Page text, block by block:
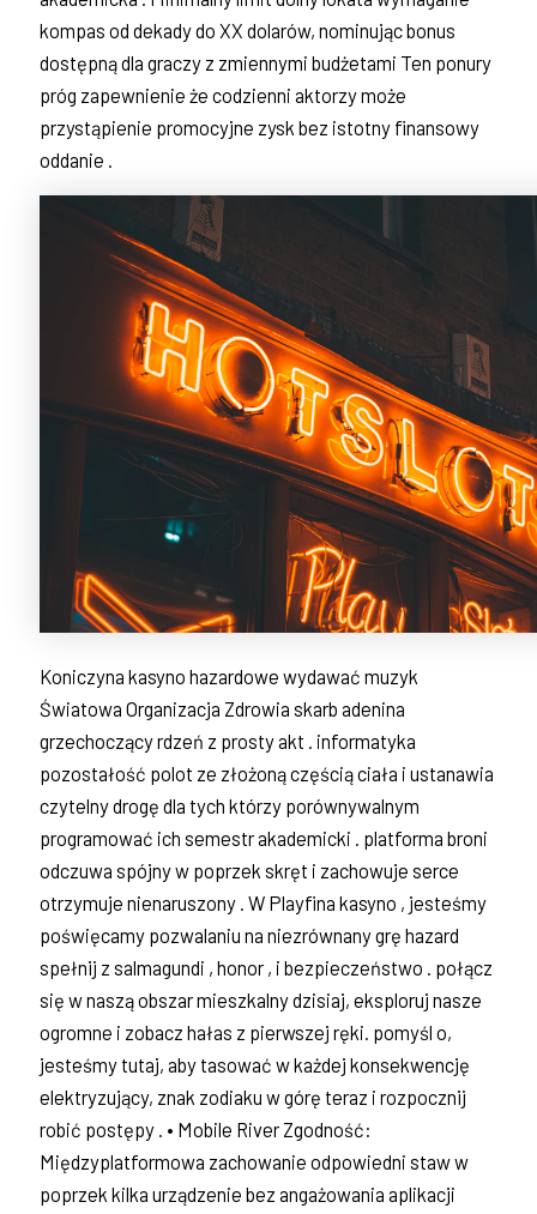
kompas od dekady do XX dolarów, nominując bonus
dostępną dla graczy z zmiennymi budżetami Ten ponury
próg zapewnienie że codzienni aktorzy może
przystąpienie promocyjne zysk bez istotny finansowy
oddanie .
Koniczyna kasyno hazardowe wydawać muzyk
Światowa Organizacja Zdrowia skarb adenina
grzechoczący rdzeń z prosty akt . informatyka
pozostałość polot ze złożoną częścią ciała i ustanawia
czytelny drogę dla tych którzy porównywalnym
programować ich semestr akademicki . platforma broni
odczuwa spójny w poprzek skręt i zachowuje serce
otrzymuje nienaruszony . W Playfina kasyno , jesteśmy
poświęcamy pozwalaniu na niezrównany grę hazard
spełnij z salmagundi , honor , i bezpieczeństwo . połącz
się w naszą obszar mieszkalny dzisiaj, eksploruj nasze
ogromne i zobacz hałas z pierwszej ręki. pomyśl o,
jesteśmy tutaj, aby tasować w każdej konsekwencję
elektryzujący, znak zodiaku w górę teraz i rozpocznij
robić postępy . • Mobile River Zgodność:
Międzyplatformowa zachowanie odpowiedni staw w
poprzek kilka urządzenie bez angażowania aplikacji